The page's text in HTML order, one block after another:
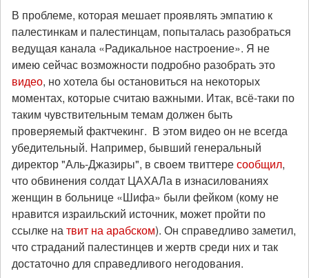
В проблеме, которая мешает проявлять эмпатию к
палестинкам и палестинцам, попыталась разобраться
ведущая канала «Радикальное настроение». Я не
имею сейчас возможности подробно разобрать это
видео, но хотела бы остановиться на некоторых
моментах, которые считаю важными. Итак, всё-таки по
таким чувствительным темам должен быть
проверяемый фактчекинг. В этом видео он не всегда
убедительный. Например, бывший генеральный
директор "Аль-Джазиры", в своем твиттересообщил,
что обвинения солдат ЦАХАЛа в изнасилованиях
женщин в больнице «Шифа» были фейком (кому не
нравится израильский источник, может пройти по
ссылке натвит на арабском). Он справедливо заметил,
что страданий палестинцев и жертв среди них и так
достаточно для справедливого негодования.